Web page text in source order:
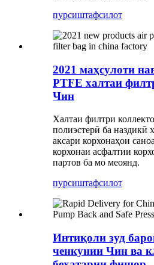
пурсиштафсилот
2021 маҳсулоти
PTFE халтаи
Чин
Халтаи филтри
полиэстерӣ ба наздикӣ
аксари корхонаҳои
корхонаи асфалтии
партов ба мо меоянд.
пурсиштафсилот
Интиқоли зуд
ченкунии Чин ва